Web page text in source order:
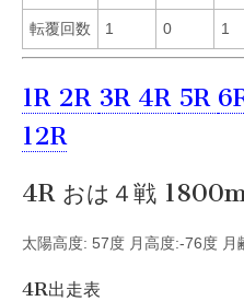
転覆回数 1 0 1
1R 2R 3R 4R 5R
12R
4R おは４戦
太陽高度: 57度 月高度:-76度 月
4R出走表